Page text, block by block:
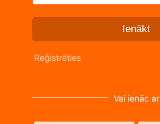
Ienākt
Reģistrēties
Vai ienāc ar